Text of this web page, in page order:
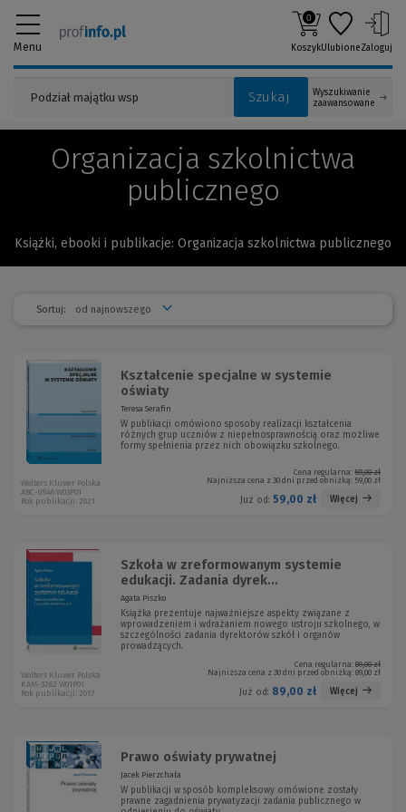
Menu
Szukaj
Wyszukiwanie
zaawansowane
0
KoszykUlubioneZaloguj
Organizacja szkolnictwa
publicznego
Książki, ebooki i publikacje: Organizacja szkolnictwa publicznego
Sortuj:
Kształcenie specjalne w systemie
oświaty
Teresa Serafin
W publikacji omówiono sposoby realizacji kształcenia
różnych grup uczniów z niepełnosprawnością oraz możliwe
formy spełnienia przez nich obowiązku szkolnego.
Cena regularna: 59,00 zł
Najniższa cena z 30 dni przed obniżką: 59,00 zł
Już od: 59,00 zł Więcej
Wolters Kluwer Polska
ABC-0546 W03P01
Rok publikacji: 2021
Szkoła w zreformowanym systemie
edukacji. Zadania dyrek...
Agata Piszko
Książka prezentuje najważniejsze aspekty związane z
wprowadzeniem i wdrażaniem nowego ustroju szkolnego, w
szczególności zadania dyrektorów szkół i organów
prowadzących.
Cena regularna: 89,00 zł
Najniższa cena z 30 dni przed obniżką: 89,00 zł
Już od: 89,00 zł Więcej
Wolters Kluwer Polska
KAM-3262 W01P01
Rok publikacji: 2017
Prawo oświaty prywatnej
Jacek Pierzchała
W publikacji w sposób kompleksowy omówione zostały
prawne zagadnienia prywatyzacji zadania publicznego w